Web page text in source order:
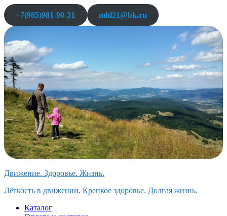
Перейти
к
содержимому
+7(985)981-90-31 mhl21@bk.ru
Движение. Здоровье. Жизнь.
Лёгкость в движении. Крепкое здоровье. Долгая жизнь.
Каталог